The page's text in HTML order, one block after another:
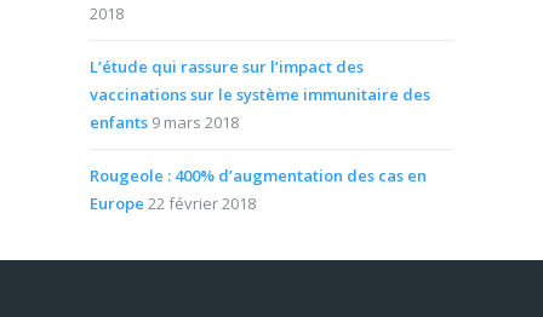
2018
L’étude qui rassure sur l’impact des
vaccinations sur le système immunitaire des
enfants 9 mars 2018
Rougeole : 400% d’augmentation des cas en
Europe 22 février 2018